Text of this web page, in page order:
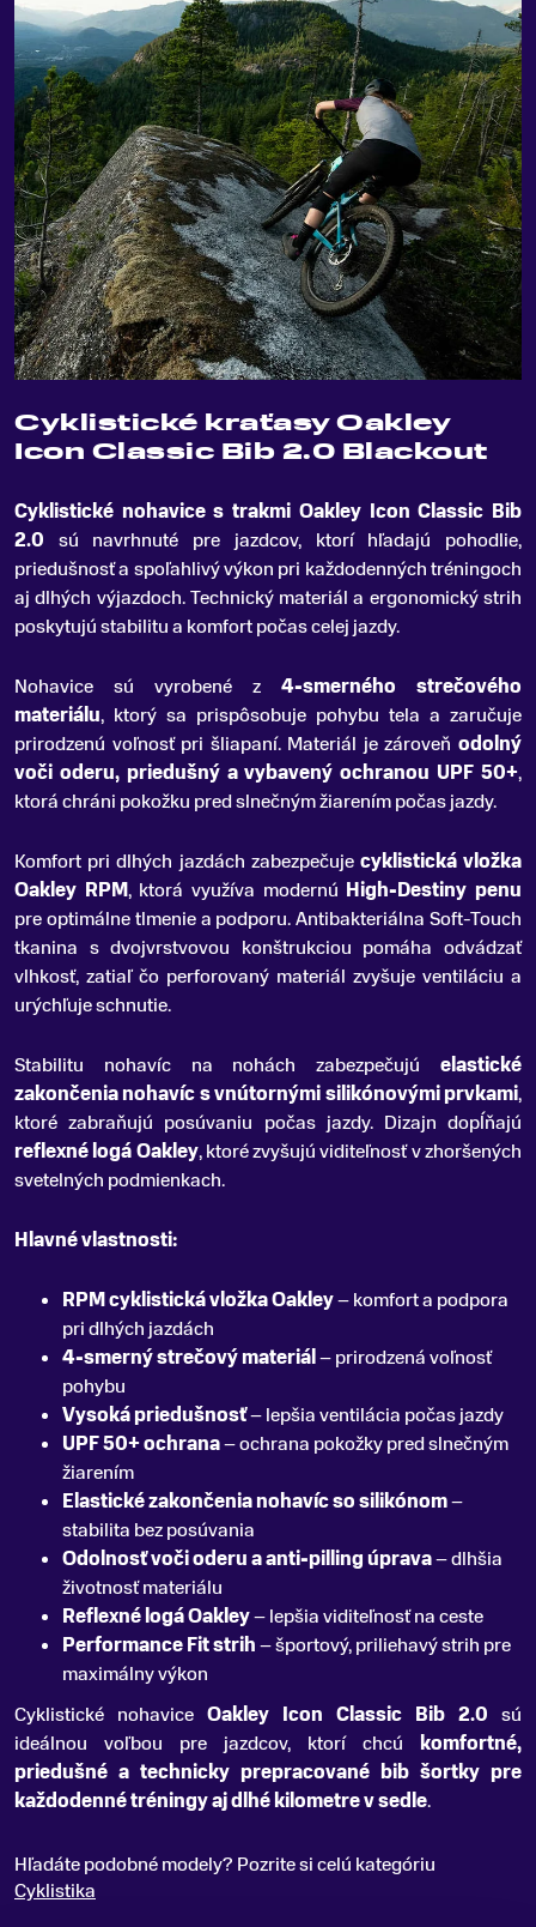
Cyklistické kraťasy Oakley
Icon Classic Bib 2.0 Blackout
Cyklistické nohavice s trakmi Oakley Icon Classic Bib
2.0 sú navrhnuté pre jazdcov, ktorí hľadajú pohodlie,
priedušnosť a spoľahlivý výkon pri každodenných tréningoch
aj dlhých výjazdoch. Technický materiál a ergonomický strih
poskytujú stabilitu a komfort počas celej jazdy.
Nohavice sú vyrobené z 4-smerného strečového
materiálu, ktorý sa prispôsobuje pohybu tela a zaručuje
prirodzenú voľnosť pri šliapaní. Materiál je zároveň odolný
voči oderu, priedušný a vybavený ochranou UPF 50+,
ktorá chráni pokožku pred slnečným žiarením počas jazdy.
Komfort pri dlhých jazdách zabezpečuje cyklistická vložka
Oakley RPM, ktorá využíva modernú High-Destiny penu
pre optimálne tlmenie a podporu. Antibakteriálna Soft-Touch
tkanina s dvojvrstvovou konštrukciou pomáha odvádzať
vlhkosť, zatiaľ čo perforovaný materiál zvyšuje ventiláciu a
urýchľuje schnutie.
Stabilitu nohavíc na nohách zabezpečujú elastické
zakončenia nohavíc s vnútornými silikónovými prvkami,
ktoré zabraňujú posúvaniu počas jazdy. Dizajn dopĺňajú
reflexné logá Oakley, ktoré zvyšujú viditeľnosť v zhoršených
svetelných podmienkach.
Hlavné vlastnosti:
RPM cyklistická vložka Oakley– komfort a podpora
pri dlhých jazdách
4-smerný strečový materiál– prirodzená voľnosť
pohybu
Vysoká priedušnosť– lepšia ventilácia počas jazdy
UPF 50+ ochrana– ochrana pokožky pred slnečným
žiarením
Elastické zakončenia nohavíc so silikónom–
stabilita bez posúvania
Odolnosť voči oderu a anti-pilling úprava– dlhšia
životnosť materiálu
Reflexné logá Oakley– lepšia viditeľnosť na ceste
Performance Fit strih– športový, priliehavý strih pre
maximálny výkon
Cyklistické nohavice Oakley Icon Classic Bib 2.0 sú
ideálnou voľbou pre jazdcov, ktorí chcú komfortné,
priedušné a technicky prepracované bib šortky pre
každodenné tréningy aj dlhé kilometre v sedle.
Hľadáte podobné modely? Pozrite si celú kategóriu
Cyklistika